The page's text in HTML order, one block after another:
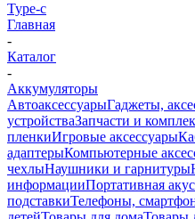
Type-c
Главная
-
Каталог
-
Аккумуляторы
АвтоаксессуарыГаджеты,
устройстваЗапчасти и
пленкиИгровые аксессуары
адаптерыКомпьютерные
чехлыНаушники и гарнитуры
информацииПортативная
подставкиТелефоны,